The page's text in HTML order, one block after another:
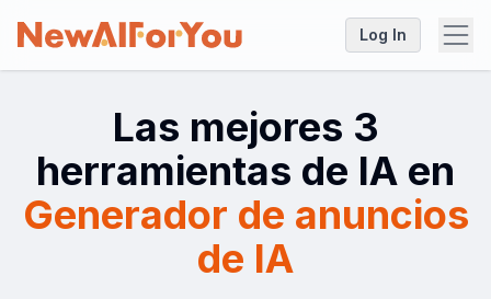
Log In
Las mejores 3
herramientas de IA en
Generador de anuncios
de IA